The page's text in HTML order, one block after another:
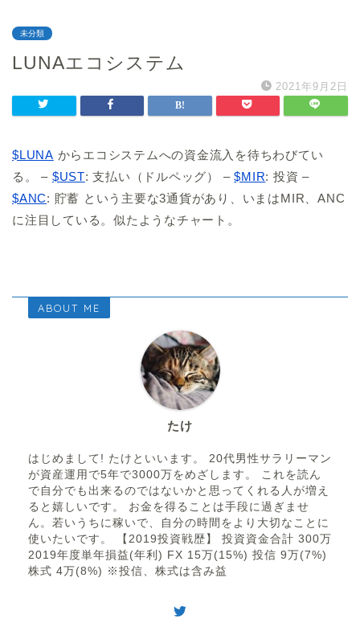
未分類
LUNAエコシステム
2021年9月2日
$LUNA からエコシステムへの資金流入を待ちわびてい
る。 – $UST: 支払い（ドルペッグ） –$MIR: 投資 –
$ANC: 貯蓄 という主要な3通貨があり、いまはMIR、ANC
に注目している。似たようなチャート。
ABOUT ME
たけ
はじめまして! たけといいます。 20代男性サラリーマン
が資産運用で5年で3000万をめざします。 これを読ん
で自分でも出来るのではないかと思ってくれる人が増え
ると嬉しいです。 お金を得ることは手段に過ぎませ
ん。若いうちに稼いで、自分の時間をより大切なことに
使いたいです。 【2019投資戦歴】 投資資金合計 300万
2019年度単年損益(年利) FX 15万(15%) 投信 9万(7%)
株式 4万(8%) ※投信、株式は含み益